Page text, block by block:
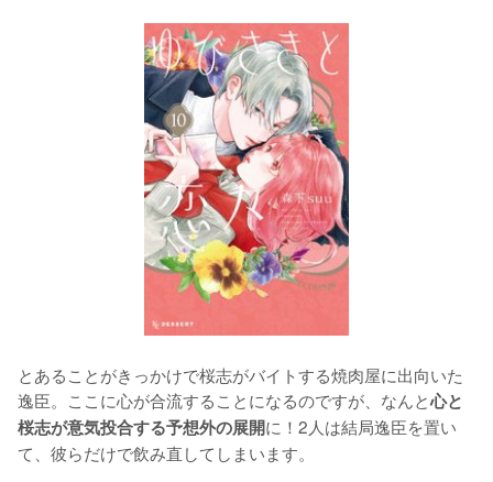
とあることがきっかけで桜志がバイトする焼肉屋に出向いた
逸臣。ここに心が合流することになるのですが、なんと心と
桜志が意気投合する予想外の展開に！2人は結局逸臣を置い
て、彼らだけで飲み直してしまいます。